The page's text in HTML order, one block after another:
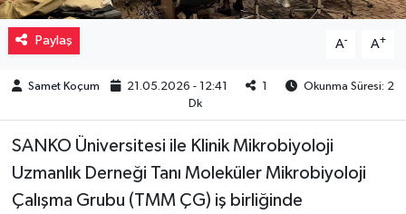
Paylaş A- A+
Samet Koçum 21.05.2026 - 12:41 1
Okunma Süresi: 2
Dk
SANKO Üniversitesi ile Klinik Mikrobiyoloji
Uzmanlık Derneği Tanı Moleküler Mikrobiyoloji
Çalışma Grubu (TMM ÇG) iş birliğinde
Sinemalar
Siyaset
Teknoloji